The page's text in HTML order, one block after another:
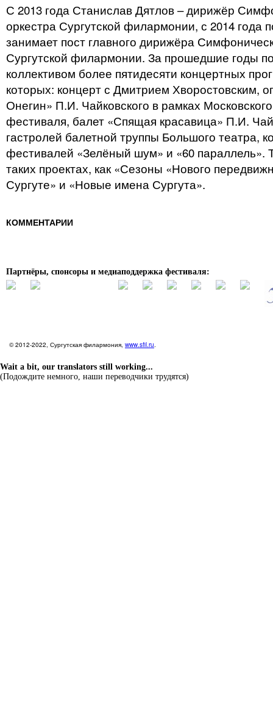
С 2013 года Станислав Дятлов – дирижёр
оркестра Сургутской филармонии, с 2014 года
занимает пост главного дирижёра
Сургутской филармонии. За прошедшие годы
коллективом более пятидесяти концертных
которых: концерт с Дмитрием Хворостовским,
Онегин» П.И. Чайковского в рамках
фестиваля, балет «Спящая красавица» П.И.
гастролей балетной труппы Большого театра,
фестивалей «Зелёный шум» и «60 параллель».
таких проектах, как «Сезоны «Нового
Сургуте» и «Новые имена Сургута».
КОММЕНТАРИИ
Партнёры, спонсоры и медиаподдержка фестиваля:
© 2012-2022, Сургутская филармония, www.sfil.ru
Wait a bit, our translators still working...
(Подождите немного, наши переводчики трудятся)